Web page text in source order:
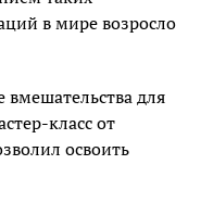
в мире возросло
для
класс от
освоить